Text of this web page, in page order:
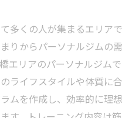
ー：パーソナルジム心
パーソナルジムでのトレ
心斎橋のパーソナルジム
多くの人が集まるエリアで
りからパーソナルジムの需
エリアのパーソナルジムで
ライフスタイルや体質に合
ムを作成し、効率的に理想